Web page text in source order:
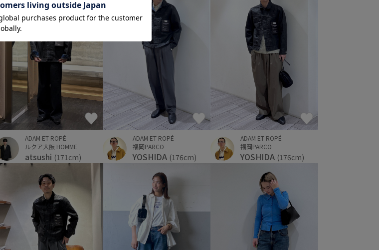
ADAM ET ROPÉ
ルクア大阪 HOMME
atsushi (171cm)
ADAM ET ROPÉ
福岡PARCO
YOSHIDA (176cm)
ADAM ET ROPÉ
福岡PARCO
YOSHIDA (176cm)